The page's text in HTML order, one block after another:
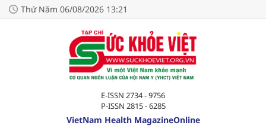
Thứ Năm 06/08/2026 13:21
E-ISSN 2734 - 9756
P-ISSN 2815 - 6285
VietNam Health MagazineOnline